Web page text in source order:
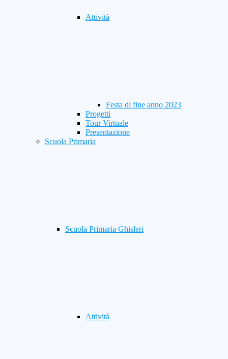
Attività
Festa di fine anno 2023
Progetti
Tour Virtuale
Presentazione
Scuola Primaria
Scuola Primaria Ghisleri
Attività